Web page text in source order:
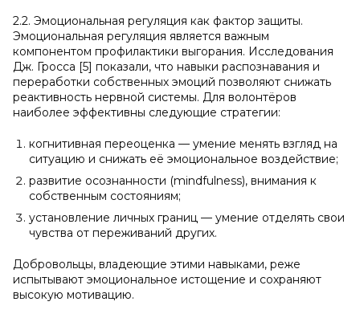
2.2. Эмоциональная регуляция как фактор защиты.
Эмоциональная регуляция является важным
компонентом профилактики выгорания. Исследования
Дж. Гросса [5] показали, что навыки распознавания и
переработки собственных эмоций позволяют снижать
реактивность нервной системы. Для волонтёров
наиболее эффективны следующие стратегии:
когнитивная переоценка — умение менять взгляд на
ситуацию и снижать её эмоциональное воздействие;
развитие осознанности (mindfulness), внимания к
собственным состояниям;
установление личных границ — умение отделять свои
чувства от переживаний других.
Добровольцы, владеющие этими навыками, реже
испытывают эмоциональное истощение и сохраняют
высокую мотивацию.